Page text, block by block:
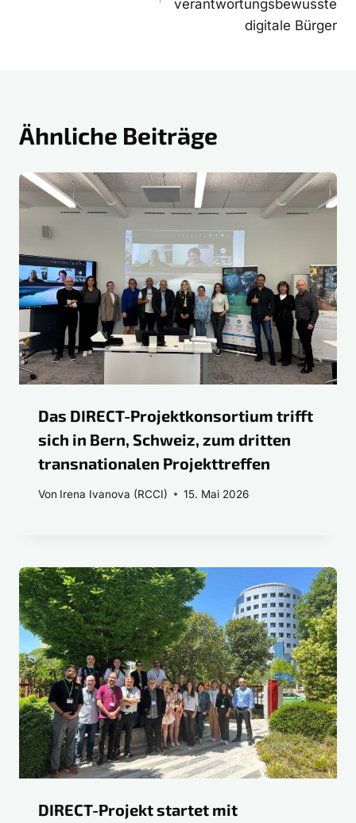
verantwortungsbewusste
digitale Bürger
Ähnliche Beiträge
Das DIRECT-Projektkonsortium trifft
sich in Bern, Schweiz, zum dritten
transnationalen Projekttreffen
Von Irena Ivanova (RCCI) 15. Mai 2026
DIRECT-Projekt startet mit